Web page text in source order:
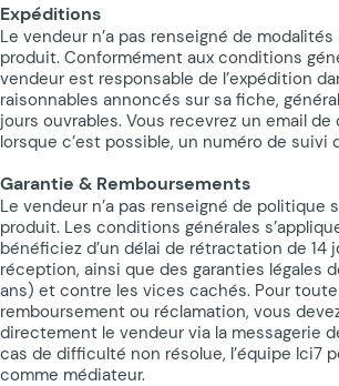
Expéditions
Le vendeur n’a pas renseigné de
produit. Conformément aux conditions
vendeur est responsable de l’expédition
raisonnables annoncés sur sa fiche,
jours ouvrables. Vous recevrez un email
lorsque c’est possible, un numéro de suivi
Garantie & Remboursements
Le vendeur n’a pas renseigné de politique
produit. Les conditions générales
bénéficiez d’un délai de rétractation de 14
réception, ainsi que des garanties légales
ans) et contre les vices cachés. Pour
remboursement ou réclamation, vous
directement le vendeur via la messagerie
cas de difficulté non résolue, l’équipe Ici7
comme médiateur.